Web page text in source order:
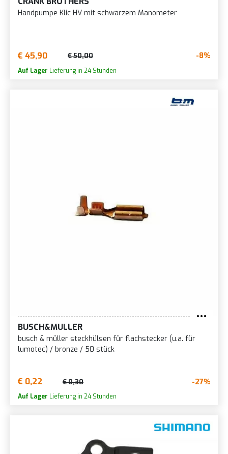
Handpumpe Klic HV mit schwarzem Manometer
€ 45,90 € 50,00 -8%
Auf Lager Lieferung in 24 Stunden
BUSCH&MULLER
busch & müller steckhülsen für flachstecker (u.a. für
lumotec) / bronze / 50 stück
€ 0,22 € 0,30 -27%
Auf Lager Lieferung in 24 Stunden